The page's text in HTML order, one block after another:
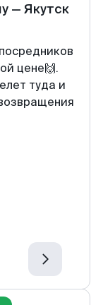
— Якутск
цене🙌.
туда и